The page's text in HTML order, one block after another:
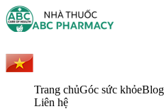
Trang chủGóc sức khỏe
Liên hệ